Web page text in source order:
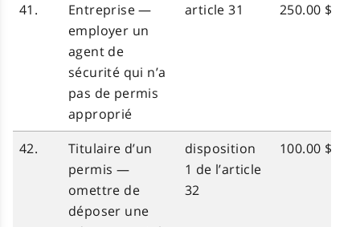
41.
Entreprise —
employer un
agent de
sécurité qui n’a
pas de permis
approprié
article 31 250.00 $
42.
Titulaire d’un
permis —
omettre de
déposer une
disposition
1 de l’article
32
100.00 $